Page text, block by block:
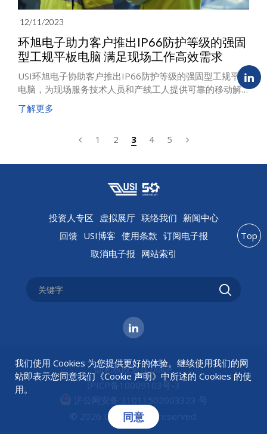
12/11/2023
环旭电子助力客户推出IP66防护等级的强固
型工规平板电脑 满足现场工作高效需求
USI环旭电子协助客户推出IP66防护等级的强固型工规平板
电脑，为现场服务技术人员和产线工人提供可靠的移动解
决方案。这款平板电脑配备10寸触控屏幕与扫条形码功
能，拥有坚固耐用的强固级工业设计，使其能够在严苛的
通信功能，确保在任何场景中都能保持无线连接。
了解更多
1 2 3 4 5
投资人专区 虚拟展厅 联络我们 新闻中心
回馈 USI博客 使用条款 订阅电子报
取消电子报 网站索引
隐私权政策 |Cookie
沪ICP备10009103号-3
沪公网安备 31011502003323 号
© 2026 USI All rights reserved.
Top
我们使用 Cookies 为您提供更好的体验。继续使用我们的网
站即表示您同意我们《Cookie 声明》中所述的 Cookies 的使
用。
同意